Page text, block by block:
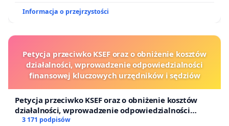
Informacja o przejrzystości
Petycja przeciwko KSEF oraz o obniżenie kosztów
działalności, wprowadzenie odpowiedzialności
finansowej kluczowych urzędników i sędziów
Petycja przeciwko KSEF oraz o obniżenie kosztów
działalności, wprowadzenie odpowiedzialności
finansowej kluczowych urzędników i sędziów
3 171 podpisów